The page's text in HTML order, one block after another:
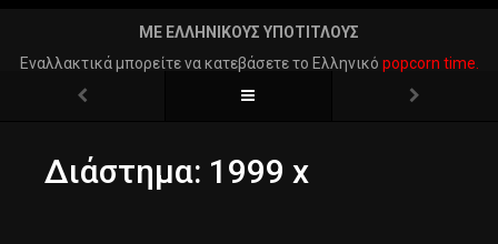
ΜΕ ΕΛΛΗΝΙΚΟΥΣ ΥΠΟΤΙΤΛΟΥΣ
Εναλλακτικά μπορείτε να κατεβάσετε το Ελληνικό popcorn time.
Διάστημα: 1999 x